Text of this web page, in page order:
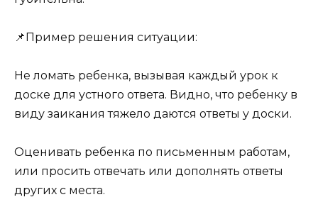
📌Пример решения ситуации:
Не ломать ребенка, вызывая каждый урок к
доске для устного ответа. Видно, что ребенку в
виду заикания тяжело даются ответы у доски.
Оценивать ребенка по письменным работам,
или просить отвечать или дополнять ответы
других с места.